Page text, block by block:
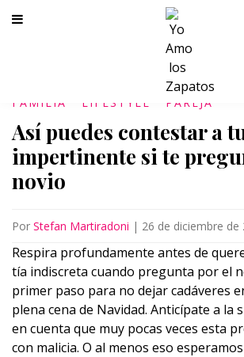
FAMILIA LIFESTYLE PAREJA
Así puedes contestar a
impertinente si te
novio
Por Stefan Martiradoni | 26 de diciembre de
Respira profundamente antes de
tía indiscreta cuando pregunta por el
primer paso para no dejar cadáveres
plena cena de Navidad. Anticípate a la
en cuenta que muy pocas veces esta
con malicia. O al menos eso